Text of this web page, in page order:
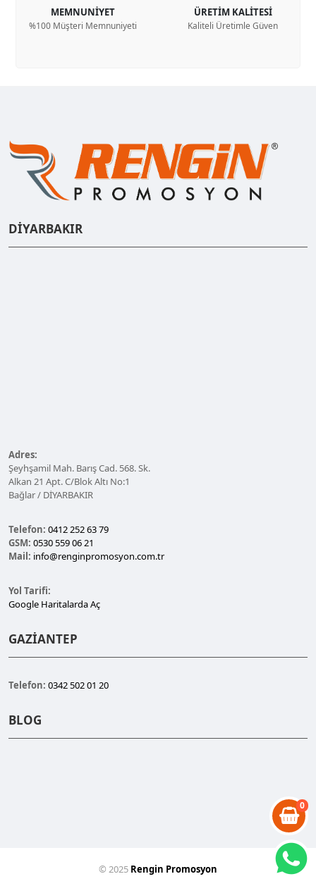
0
MEMNUNİYET
%100 Müşteri Memnuniyeti
ÜRETİM KALİTESİ
Kaliteli Üretimle Güven
DİYARBAKIR
Adres:
Şeyhşamil Mah. Barış Cad. 568. Sk.
Alkan 21 Apt. C/Blok Altı No:1
Bağlar / DİYARBAKIR
Telefon: 0412 252 63 79
GSM: 0530 559 06 21
Mail: info@renginpromosyon.com.tr
Yol Tarifi:
Google Haritalarda Aç
GAZİANTEP
Telefon: 0342 502 01 20
BLOG
© 2025 Rengin Promosyon